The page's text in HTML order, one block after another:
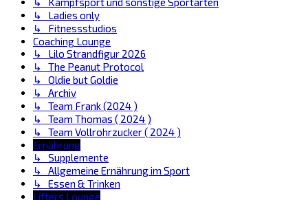
↳ Ladies only
↳ Fitnessstudios
Coaching Lounge
↳ Lilo Strandfigur 2026
↳ The Peanut Protocol
↳ Oldie but Goldie
↳ Archiv
↳ Team Frank (2024 )
↳ Team Thomas ( 2024 )
↳ Team Vollrohrzucker ( 2024 )
Ernährung
↳ Supplemente
↳ Allgemeine Ernährung im Sport
↳ Essen & Trinken
Lifters Lounge